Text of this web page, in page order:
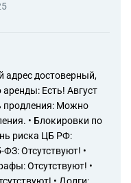
адрес достоверный,
Есть! Август
Можно
• Блокировки по
риска ЦБ РФ:
Отсутствуют! •
Отсутствуют! •